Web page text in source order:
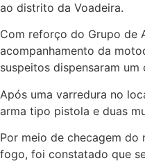
ao distrito da Voadeira.
Com reforço do Grupo de
acompanhamento da
suspeitos dispensaram um
Após uma varredura no
arma tipo pistola e duas
Por meio de checagem do
fogo, foi constatado que